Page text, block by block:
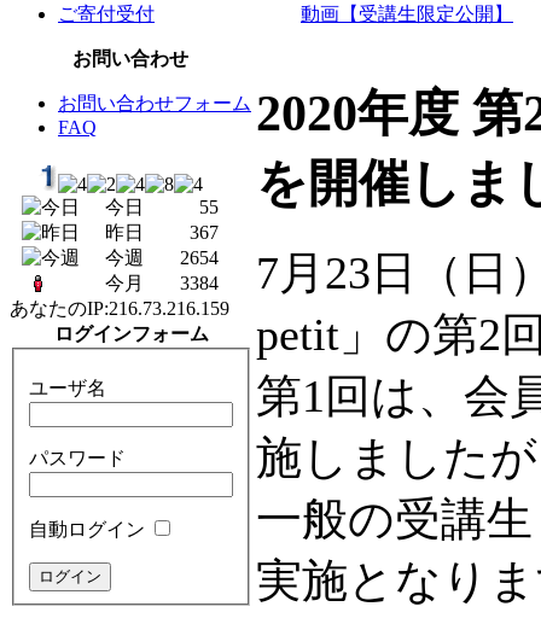
ご寄付受付
お問い合わせ
お問い合わせフォーム
FAQ
今日
55
昨日
367
今週
2654
今月
3384
あなたのIP:216.73.216.159
ログインフォーム
ユーザ名
パスワード
自動ログイン
動画【受講生限定公開】
2020年度
を開催しま
7月23日（日
petit」の第2
第1回は、会
施しました
一般の受講
実施となり